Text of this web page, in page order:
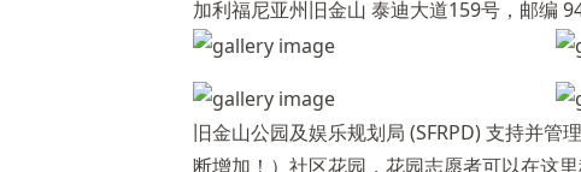
加利福尼亚州旧金山 泰迪大道159号，邮编
旧金山公园及娱乐规划局 (SFRPD) 支持并管
断增加！）社区花园，花园志愿者可以在这